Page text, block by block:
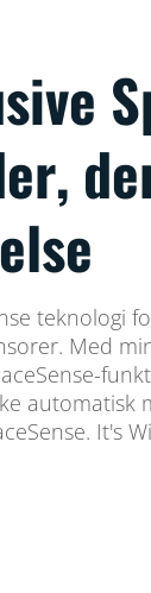
teknologi
Med
automatisk
It's